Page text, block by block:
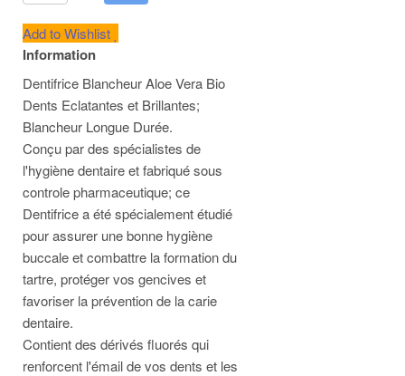
Add to Wishlist
Information
Dentifrice Blancheur Aloe Vera Bio
Dents Eclatantes et Brillantes;
Blancheur Longue Durée.
Conçu par des spécialistes de
l'hygiène dentaire et fabriqué sous
controle pharmaceutique; ce
Dentifrice a été spécialement étudié
pour assurer une bonne hygiène
buccale et combattre la formation du
tartre, protéger vos gencives et
favoriser la prévention de la carie
dentaire.
Contient des dérivés fluorés qui
renforcent l'émail de vos dents et les